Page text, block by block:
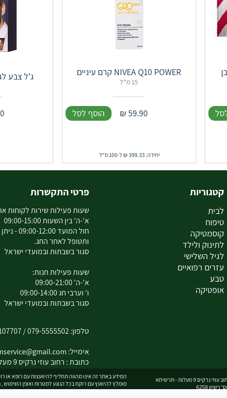
NIVEA Q10 POWER קרם עיניים
15 מ"ל
59.90
₪ הוסף לסל
יחידה: 399.33 ₪ ל-100 מ"ל
ג'ל צבע לגבר
קטגוריות
לבית
טיפוח
קוסמטיקה
לתינוק ולילד
לגיל השלישי
עזרים רפואיים
טבע
אופטיקה
פרטי התקשרות
שעות פעילות שירות לקוחות
א'-ה' בין השעות 09:00-15:00
חול המועד
ותטופל לאחר החג.
סגור בשבתות ובמועדי ישראל
שעות פעילות חנות:
א'-ה' 09:00-21:00
ו' וערבי חג 09:00-14:00
סגור בשבתות ובמועדי ישראל
טלפון:079-5555502
/
אימייל:
כתובת : רחוב עוזי נרקיס 9 מעלות
9 מעלות - תרשיחא
6258
המידע באתר זה אינו מהווה תחליף להיוועצות עם רופא או
מומלץ להיוועץ עם רוקח בכל הנוגע למטרות ואופן השימוש
המחירים בתוקף לרכישה באתר בלבד - להתייעצות עם